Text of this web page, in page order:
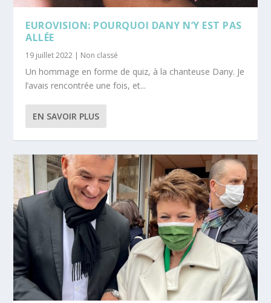
EUROVISION: POURQUOI DANY N’Y EST PAS
ALLÉE
19 juillet 2022 | Non classé
Un hommage en forme de quiz, à la chanteuse Dany. Je
l’avais rencontrée une fois, et...
EN SAVOIR PLUS